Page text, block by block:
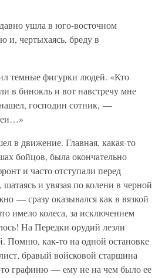
ушла в юго-восточном
и, чертыхаясь, бреду в
темные фигурки людей. «Кто
в бинокль и вот навстречу мне
нашел, господин сотник, —
в движение. Главная, какая-то
бойцов, была окончательно
и часто отступали перед
и увязая по колени в черной
— сразу оказывался как в вязкой
имело колеса, за исключением
На Передки орудий лезли
Помню, как-то на одной остановке
бравый войсковой старшина
графиню — ему не на чем было ее